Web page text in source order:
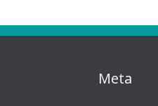
Meta